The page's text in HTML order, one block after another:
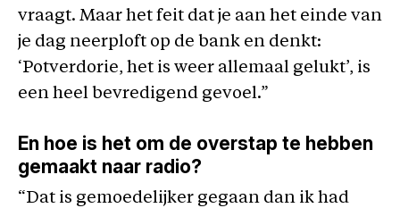
vraagt. Maar het feit dat je aan het einde van
je dag neerploft op de bank en denkt:
‘Potverdorie, het is weer allemaal gelukt’, is
een heel bevredigend gevoel.”
En hoe is het om de overstap te hebben
gemaakt naar radio?
“Dat is gemoedelijker gegaan dan ik had